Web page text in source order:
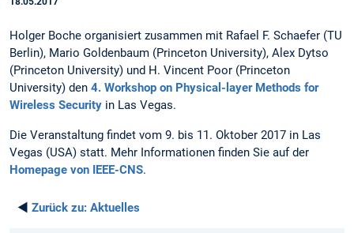
Holger Boche organisiert zusammen mit Rafael F. Schaefer (TU
Berlin), Mario Goldenbaum (Princeton University), Alex Dytso
(Princeton University) und H. Vincent Poor (Princeton
University) den 4. Workshop on Physical-layer Methods for
Wireless Security in Las Vegas.
Die Veranstaltung findet vom 9. bis 11. Oktober 2017 in Las
Vegas (USA) statt. Mehr Informationen finden Sie auf der
Homepage von IEEE-CNS.
◄ Zurück zu: Aktuelles